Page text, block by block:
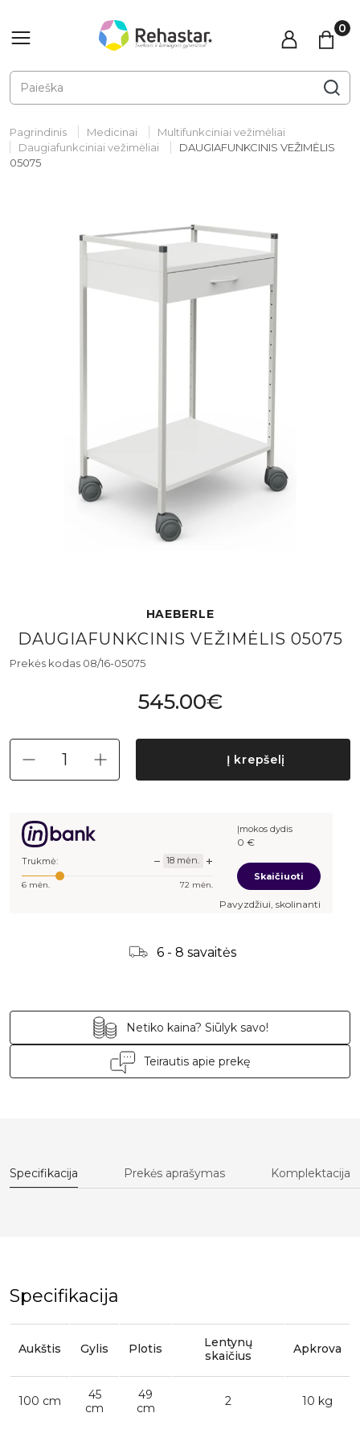
Pagrindinis Medicinai
Multifunkciniai vežimėliai
Daugiafunkciniai vežimėliai
DAUGIAFUNKCINIS VEŽIMĖLIS
05075
HAEBERLE
DAUGIAFUNKCINIS VEŽIMĖLIS 05075
Prekės kodas 08/16-05075
545.00€
Į krepšelį
Trukmė: − 18 mėn. +
6 mėn. 72 mėn.
Įmokos dydis
36,62
Skaičiuoti
Pavyzdžiui, skolinantis545,00
6 - 8 savaitės
Netiko kaina? Siūlyk savo!
Teirautis apie prekę
Specifikacija Prekės aprašymas Komplektacija
Specifikacija
Aukštis Gylis Plotis
Lentynų
skaičius
Apkrova
100 cm
45
cm
49
cm
2 10 kg